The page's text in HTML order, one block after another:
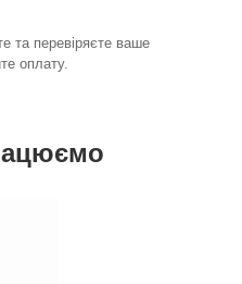
та перевіряєте ваше
оплату.